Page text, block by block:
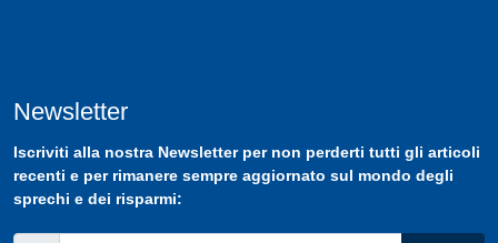
Newsletter
Iscriviti alla nostra Newsletterper non perderti tutti gli articoli
recenti e per rimanere sempre aggiornato sul mondo degli
sprechi e dei risparmi: